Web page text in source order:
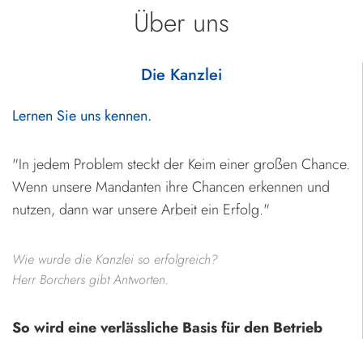
Über uns
Die Kanzlei
Lernen Sie uns kennen.
"In jedem Problem steckt der Keim einer großen Chance.
Wenn unsere Mandanten ihre Chancen erkennen und
nutzen, dann war unsere Arbeit ein Erfolg."
Wie wurde die Kanzlei so erfolgreich?
Herr Borchers gibt Antworten.
So wird eine verlässliche Basis für den Betrieb